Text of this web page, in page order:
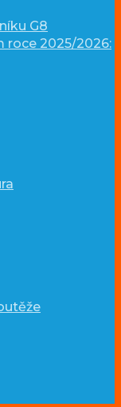
G8
roce 2025/2026: